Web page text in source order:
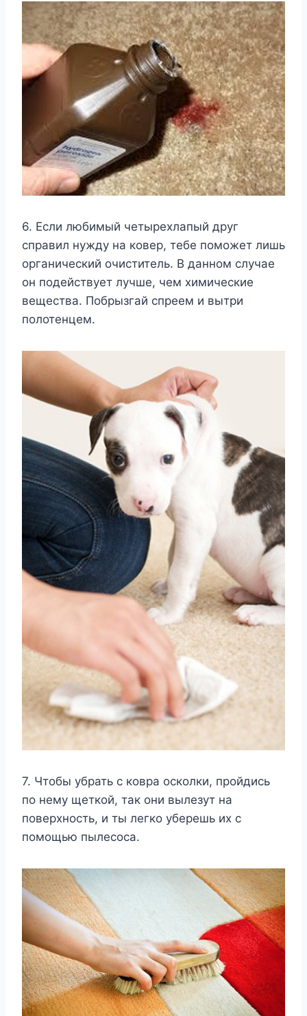
6. Если любимый четырехлапый друг
справил нужду на ковер, тебе поможет лишь
органический очиститель. В данном случае
он подействует лучше, чем химические
вещества. Побрызгай спреем и вытри
полотенцем.
7. Чтобы убрать с ковра осколки, пройдись
по нему щеткой, так они вылезут на
поверхность, и ты легко уберешь их с
помощью пылесоса.